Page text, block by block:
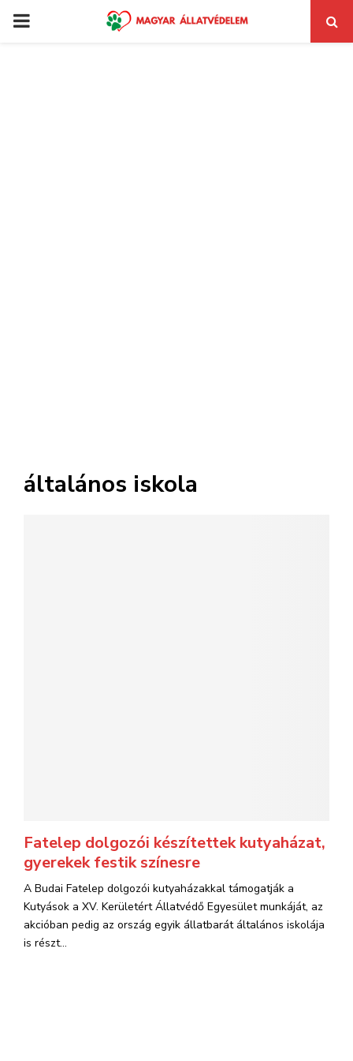
PRIMARY
általános iskola
Fatelep dolgozói készítettek kutyaházat,
gyerekek festik színesre
A Budai Fatelep dolgozói kutyaházakkal támogatják a
Kutyások a XV. Kerületért Állatvédő Egyesület munkáját, az
akcióban pedig az ország egyik állatbarát általános iskolája
is részt...